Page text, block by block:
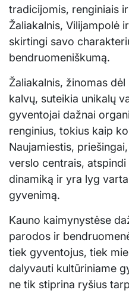
tradicijomis, renginiais
Žaliakalnis, Vilijampolė
skirtingi savo
bendruomeniškumą.
Žaliakalnis, žinomas
kalvų, suteikia unikalų
gyventojai dažnai
renginius, tokius kaip
Naujamiestis,
verslo centrais, atspindi
dinamiką ir yra lyg
gyvenimą.
Kauno kaimynystėse
parodos ir
tiek gyventojus, tiek
dalyvauti kultūriniame
ne tik stiprina ryšius